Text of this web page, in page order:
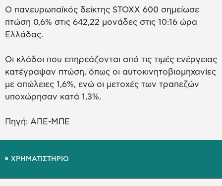
Ο πανευρωπαϊκός δείκτης STOXX 600 σημείωσε
πτώση 0,6% στις 642,22 μονάδες στις 10:16 ώρα
Ελλάδας.
Οι κλάδοι που επηρεάζονται από τις τιμές ενέργειας
κατέγραψαν πτώση, όπως οι αυτοκινητοβιομηχανίες
με απώλειες 1,6%, ενώ οι μετοχές των τραπεζών
υποχώρησαν κατά 1,3%.
Πηγή: ΑΠΕ-ΜΠΕ
ΧΡΗΜΑΤΙΣΤΗΡΙΟ